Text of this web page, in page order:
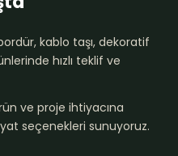
kablo taşı, dekoratif
hızlı teklif ve
ve proje ihtiyacına
seçenekleri sunuyoruz.